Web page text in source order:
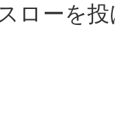
ローを